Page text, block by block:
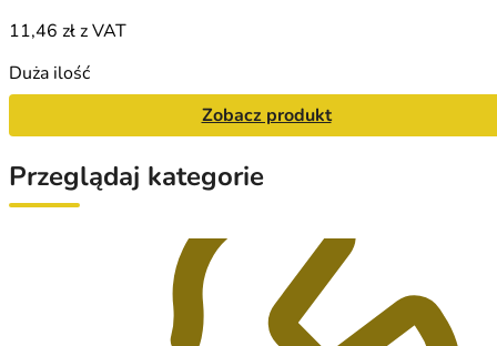
11,46 złz VAT
Duża ilość
Zobacz produkt
Przeglądaj kategorie